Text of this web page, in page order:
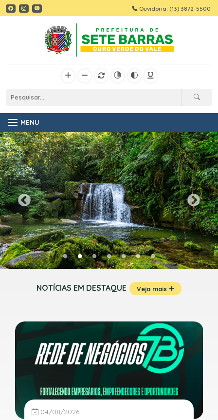
Ouvidoria: (13) 3872-5500
MENU
NOTÍCIAS EM DESTAQUE Veja mais
04/08/2026